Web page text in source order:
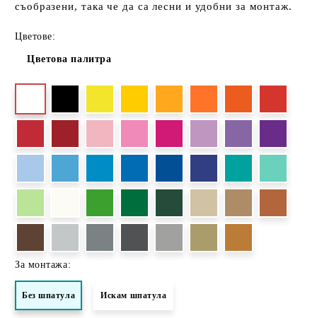
съобразени, така че да са лесни и удобни за монтаж.
Цветове:
Цветова палитра
За монтажа:
Без шпатула Искам шпатула